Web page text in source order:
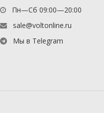
Пн—Сб 09:00—20:00
sale@voltonline.ru
Мы в Telegram